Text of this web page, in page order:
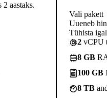
aastaks.
Vali pakett
Uueneb
Tühista igal
2 vCPU
8 GB
100 GB
8 TB